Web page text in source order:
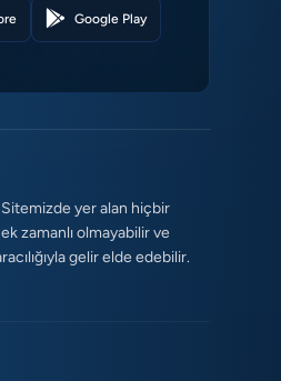
Google Play
yer alan hiçbir
zamanlı olmayabilir ve
gelir elde edebilir.